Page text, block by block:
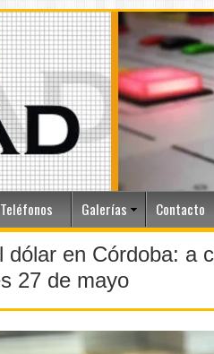
Teléfonos Galerías Contacto
dólar en Córdoba: a
27 de mayo